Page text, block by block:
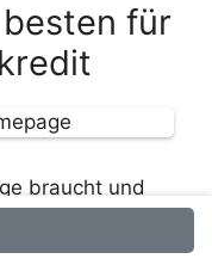
für
braucht und
Das